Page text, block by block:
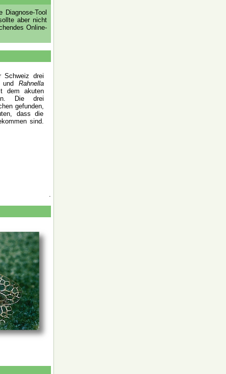
Tool
aber nicht
Online-
Schweiz drei
Rahnella
dem akuten
Die drei
gefunden,
dass die
sind.
.